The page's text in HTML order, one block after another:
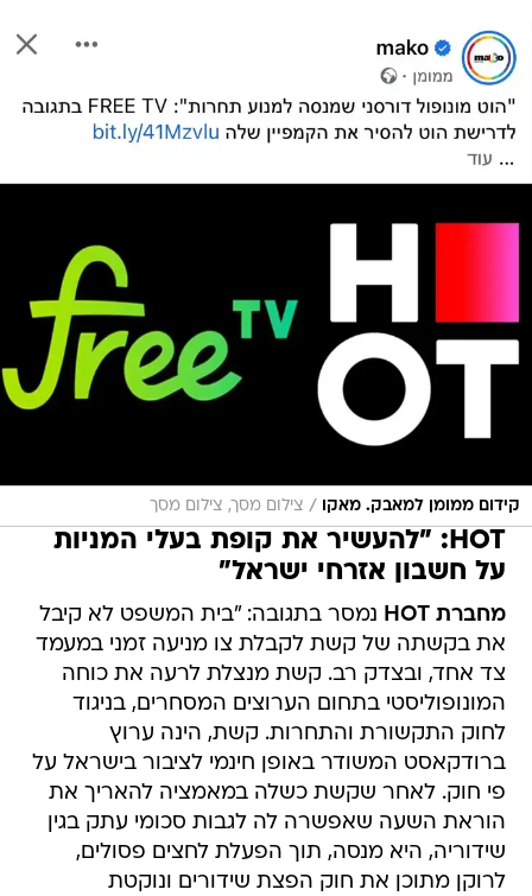
קידום ממומן למאבק. מאקו / צילום מסך, צילום מסך
HOT: "להעשיר את קופת בעלי המניות
על חשבון אזרחי ישראל"
מחברת HOT
נמסר בתגובה: "בית המשפט לא קיבל
את בקשתה של קשת לקבלת צו מניעה זמני במעמד
צד אחד, ובצדק רב. קשת מנצלת לרעה את כוחה
המונופוליסטי בתחום הערוצים המסחרים, בניגוד
לחוק התקשורת והתחרות. קשת, הינה ערוץ
ברודקאסט המשודר באופן חינמי לציבור בישראל על
פי חוק. לאחר שקשת כשלה במאמציה להאריך את
הוראת השעה שאפשרה לה לגבות סכומי עתק בגין
שידוריה, היא מנסה, תוך הפעלת לחצים פסולים,
לרוקן מתוכן את חוק הפצת שידורים ונוקטת